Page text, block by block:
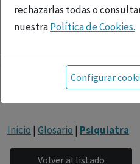
rechazarlas todas o
nuestraPolítica de Cookies.
Toda la información incluida
referida a productos del
tanto, dirigida a
facultados para prescribir o
fármacos se facilita a título
siendo responsabilidad de
Configurar
Inicio | Glosario | Psiquiatra